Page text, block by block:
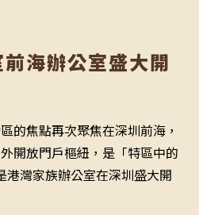
海辦公室盛大開
的焦點再次聚焦在深圳前海，
開放門戶樞紐，是「特區中的
港灣家族辦公室在深圳盛大開